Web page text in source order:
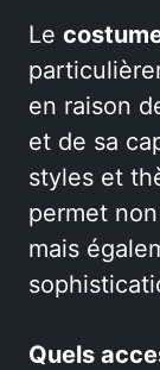
Le
en raison
et de sa
styles et
permet
mais
Quels